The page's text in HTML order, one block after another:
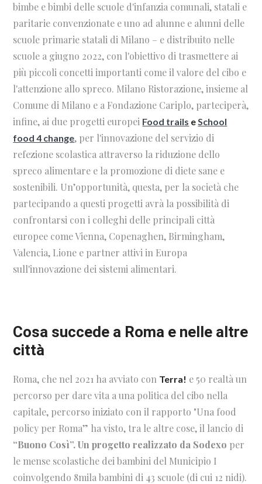
bimbe e bimbi delle scuole d'infanzia comunali, statali e
paritarie convenzionate e uno ad alunne e alunni delle
scuole primarie statali di Milano – e distribuito nelle
scuole a giugno 2022, con l'obiettivo di trasmettere ai
più piccoli concetti importanti come il valore del cibo e
l'attenzione allo spreco. Milano Ristorazione, insieme al
Comune di Milano e a Fondazione Cariplo, parteciperà,
infine, ai due progetti europei Food trails eSchool
food 4 change, per l'innovazione del servizio di
refezione scolastica attraverso la riduzione dello
spreco alimentare e la promozione di diete sane e
sostenibili. Un’opportunità, questa, per la società che
partecipando a questi progetti avrà la possibilità di
confrontarsi con i colleghi delle principali città
europee come Vienna, Copenaghen, Birmingham,
Valencia, Lione e partner attivi in Europa
sull'innovazione dei sistemi alimentari.
Cosa succede a Roma e nelle altre
città
Roma, che nel 2021 ha avviato con Terra! e 50 realtà un
percorso per dare vita a una politica del cibo nella
capitale, percorso iniziato con il rapporto "Una food
policy per Roma” ha visto, tra le altre cose, il lancio di
“Buono Così”. Un progetto realizzato da Sodexo per
le mense scolastiche dei bambini del Municipio I
coinvolgendo 8mila bambini di 43 scuole (di cui 12 nidi).